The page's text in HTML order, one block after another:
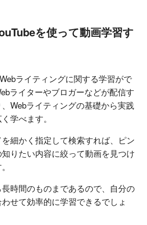
を使って動画学習す
ライティングに関する学習がで
ライターやブロガーなどが配信す
Webライティングの基礎から実践
学べます。
細かく指定して検索すれば、ピン
りたい内容に絞って動画を見つけ
時間のものまであるので、自分の
せて効率的に学習できるでしょ